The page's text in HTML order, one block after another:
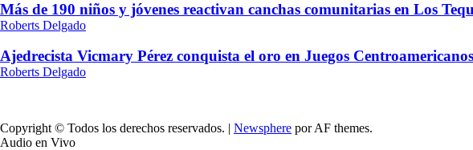
Más de 190 niños y jóvenes reactivan canchas comunitarias en Los
Roberts Delgado
Ajedrecista Vicmary Pérez conquista el oro en Juegos Centroamericanos
Roberts Delgado
Copyright © Todos los derechos reservados. | Newsphere por AF themes.
Audio en Vivo